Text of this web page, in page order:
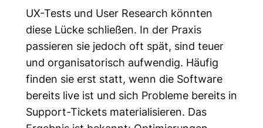
UX-Tests und User Research könnten
diese Lücke schließen. In der Praxis
passieren sie jedoch oft spät, sind teuer
und organisatorisch aufwendig. Häufig
finden sie erst statt, wenn die Software
bereits live ist und sich Probleme bereits in
Support-Tickets materialisieren. Das